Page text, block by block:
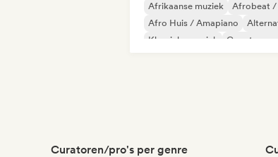
Afrikaanse muziek
Afrobeat
Afro Huis / Amapiano
Klassieke muziek
Country
Curatoren/pro's per genre